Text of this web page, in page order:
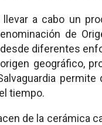
a cabo un
de
diferentes
geográfico,
tiempo.
de la cerámica